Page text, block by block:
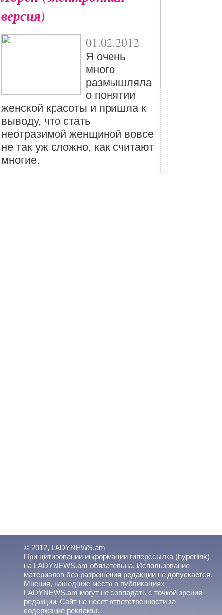
версия)
01.02.2012
Я очень
много
размышляла
о понятии
женской красоты и пришла к
выводу, что стать
неотразимой женщиной вовсе
не так уж сложно, как считают
многие.
© 2012, LADYNEWS.am
При цитировании информации гиперссылка (hyperlink)
на LADYNEWS.am обязательна. Использование
материалов без разрешения редакции не допускается.
Мнения, нашедшие место в публикациях
LADYNEWS.am могут не совпадать с точкой зрения
редакции. Сайт не несет ответственности за
содержание рекламы.